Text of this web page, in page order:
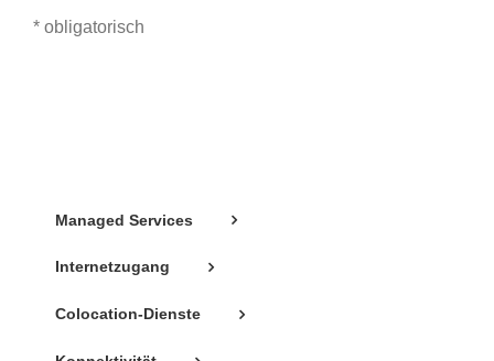
* obligatorisch
Managed Services
Internetzugang
Colocation-Dienste